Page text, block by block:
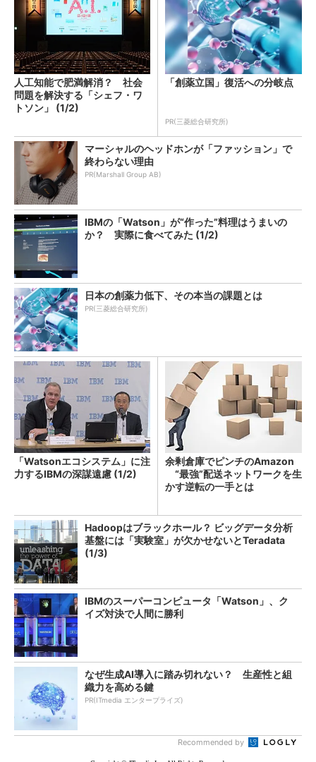
人工知能で肥満解消？ 社会
問題を解決する「シェフ・ワ
トソン」 (1/2)
「創薬立国」復活への分岐点
PR(三菱総合研究所)
マーシャルのヘッドホンが「ファッション」で
終わらない理由
PR(Marshall Group AB)
IBMの「Watson」が“作った”料理はうまいの
か？ 実際に食べてみた (1/2)
日本の創薬力低下、その本当の課題とは
PR(三菱総合研究所)
「Watsonエコシステム」に注
力するIBMの深謀遠慮 (1/2)
余剰倉庫でピンチのAmazon
“最強”配送ネットワークを生
かす逆転の一手とは
Hadoopはブラックホール？ ビッグデータ分析
基盤には「実験室」が欠かせないとTeradata
(1/3)
IBMのスーパーコンピュータ「Watson」、ク
イズ対決で人間に勝利
なぜ生成AI導入に踏み切れない？ 生産性と組
織力を高める鍵
PR(ITmedia エンタープライズ)
Recommended by